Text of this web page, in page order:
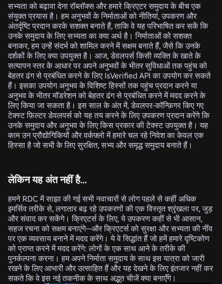
सभ्यता को बढ़ावा देना रॉब्लॉक्स और हमारे क्रिएटर समुदाय के बीच एक
संयुक्त प्रयास है। हम अनुभवों के निर्माताओं को नीतियां, उपकरण और
अंतर्दृष्टि प्रदान करके सशक्त बनाते हैं, ताकि वे यह परिभाषित कर सकें कि
उनके समुदाय के लिए सभ्यता का क्या अर्थ है। निर्माताओं को सशक्त
बनाकर, हम उन्हें संदर्भ को शामिल करने में सक्षम बनाते हैं, जैसे कि उनके
दर्शकों के लिए क्या उपयुक्त है। आज, डेवलपर्स किसी व्यक्ति के खाते के
सत्यापन स्तर के आधार पर अपने अनुभवों के भीतर सुविधाओं तक पहुंच को
बेहतर ढंग से प्रबंधित करने के लिए IsVerified API का उपयोग कर सकते
हैं। इसका उपयोग अनुभव के विशिष्ट हिस्सों तक पहुंच प्रदान करने या
अनुभव के भीतर मॉडरेशन को बेहतर ढंग से प्रबंधित करने में मदद करने के
लिए किया जा सकता है। इस साल के अंत में, डेवलपर-कॉन्फ़िगर किए गए
टेक्स्ट फ़िल्टर डेवलपर्स को यह तय करने के लिए उपकरण प्रदान करेंगे कि
उनके समुदाय और अनुभव के लिए किस प्रकार की टेक्स्ट उपयुक्त है। यह
काम उन प्रौद्योगिकियों और वर्कफ़्लो में हमारे चल रहे निवेश का केवल एक
हिस्सा है जो सभी के लिए सुरक्षित, सभ्य और समृद्ध समुदाय बनाते हैं।
लेकिन यह अंत नहीं है…
हमने RDC में साझा की गई सभी नवाचारों से लोग पहले से कहीं अधिक
इमर्सिव तरीके से, लगातार बढ़ रहे उपकरणों की एक विस्तृत श्रृंखला पर, जुड़
और संवाद कर सकेंगे। क्रिएटर्स के लिए, ये उपकरण कहीं से भी आसान,
सहज रचना को सक्षम बनाएंगे—और क्रिएटर्स को सुरक्षा और सभ्यता की नींव
पर एक व्यवसाय बनाने में मदद करेंगे। ये वे सिद्धांत हैं जो हमें हमारे दृष्टिकोण
को प्राप्त करने में मदद करेंगे: लोगों के एक साथ आने के तरीके की
पुनर्कल्पना करना। हम अपने निर्माता समुदाय के साथ इस यात्रा को जारी
रखने के लिए आभारी और उत्साहित हैं और यह देखने के लिए इंतजार नहीं कर
सकते कि वे इस नई तकनीक के साथ अद्भुत चीजें क्या बनाएँगे।